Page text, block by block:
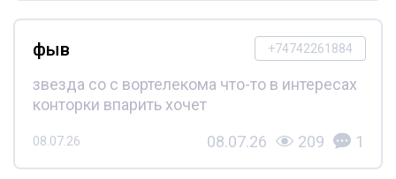
+74742261884
фыв
звезда со с вортелекома что-то в интересах
конторки впарить хочет
08.07.26 08.07.26 209 1